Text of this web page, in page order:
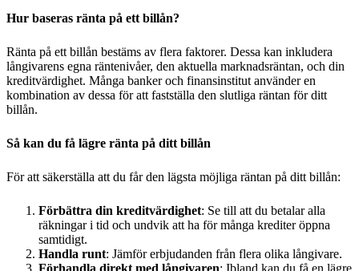
Hur baseras ränta på ett billån?
Ränta på ett billån bestäms av flera faktorer. Dessa kan inkludera
långivarens egna räntenivåer, den aktuella marknadsräntan, och din
kreditvärdighet. Många banker och finansinstitut använder en
kombination av dessa för att fastställa den slutliga räntan för ditt
billån.
Så kan du få lägre ränta på ditt billån
För att säkerställa att du får den lägsta möjliga räntan på ditt billån:
Förbättra din kreditvärdighet: Se till att du betalar alla
räkningar i tid och undvik att ha för många krediter öppna
samtidigt.
Handla runt: Jämför erbjudanden från flera olika långivare.
Förhandla direkt med långivaren: Ibland kan du få en lägre